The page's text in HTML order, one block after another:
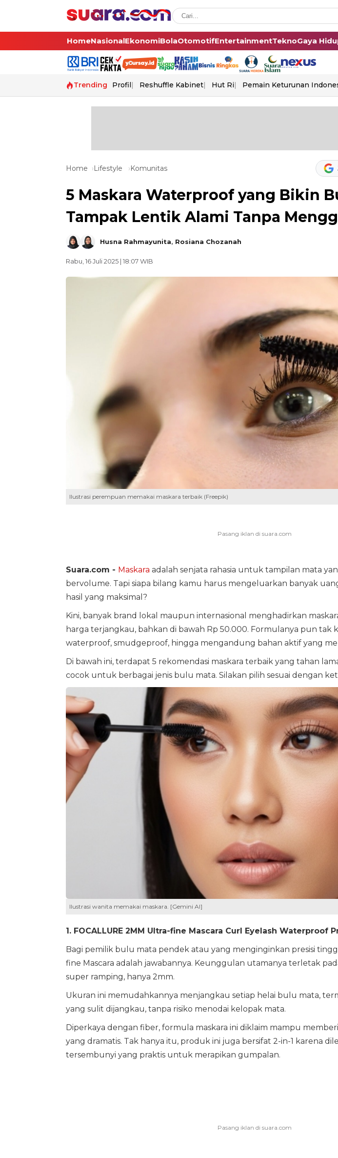
HomeNasionalEkonomiBolaOtomotifEntertainmentTeknoGaya
Trending Profil Reshuffle Kabinet Hut Ri Pemain Keturunan
Home Lifestyle Komunitas
5 Maskara Waterproof yang Bikin
Tampak Lentik Alami Tanpa
Husna Rahmayunita, Rosiana Chozanah
Rabu, 16 Juli 2025 | 18:07 WIB
Ilustrasi perempuan memakai maskara terbaik (Freepik)
Suara.com - Maskara adalah senjata rahasia untuk tampilan mata
bervolume. Tapi siapa bilang kamu harus mengeluarkan banyak
hasil yang maksimal?
Kini, banyak brand lokal maupun internasional menghadirkan
harga terjangkau, bahkan di bawah Rp 50.000. Formulanya pun tak
waterproof, smudgeproof, hingga mengandung bahan aktif yang
Di bawah ini, terdapat 5 rekomendasi maskara terbaik yang tahan
cocok untuk berbagai jenis bulu mata. Silakan pilih sesuai dengan
Ilustrasi wanita memakai maskara. [Gemini AI]
1. FOCALLURE 2MM Ultra-fine Mascara Curl Eyelash Waterproof
Bagi pemilik bulu mata pendek atau yang menginginkan presisi
fine Mascara adalah jawabannya. Keunggulan utamanya terletak
super ramping, hanya 2mm.
Ukuran ini memudahkannya menjangkau setiap helai bulu mata,
yang sulit dijangkau, tanpa risiko menodai kelopak mata.
Diperkaya dengan fiber, formula maskara ini diklaim mampu
yang dramatis. Tak hanya itu, produk ini juga bersifat 2-in-1 karena
tersembunyi yang praktis untuk merapikan gumpalan.